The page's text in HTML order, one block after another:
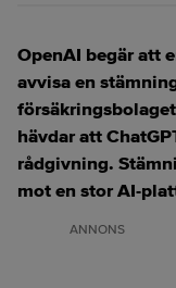
OpenAI begär att
avvisa en
hävdar att
rådgivning.
mot en stor AI-
ANNONS